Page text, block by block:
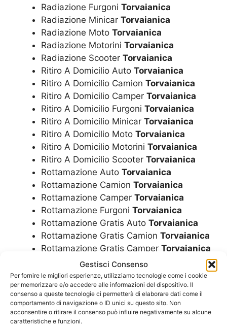
Gestisci Consenso
Per fornire le migliori esperienze, utilizziamo tecnologie come i cookie
per memorizzare e/o accedere alle informazioni del dispositivo. Il
consenso a queste tecnologie ci permetterà di elaborare dati come il
comportamento di navigazione o ID unici su questo sito. Non
acconsentire o ritirare il consenso può influire negativamente su alcune
caratteristiche e funzioni.
Radiazione Furgoni Torvaianica
Radiazione Minicar Torvaianica
Radiazione Moto Torvaianica
Radiazione Motorini Torvaianica
Radiazione Scooter Torvaianica
Ritiro A Domicilio Auto Torvaianica
Ritiro A Domicilio Camion Torvaianica
Ritiro A Domicilio Camper Torvaianica
Ritiro A Domicilio Furgoni Torvaianica
Ritiro A Domicilio Minicar Torvaianica
Ritiro A Domicilio Moto Torvaianica
Ritiro A Domicilio Motorini Torvaianica
Ritiro A Domicilio Scooter Torvaianica
Rottamazione Auto Torvaianica
Rottamazione Camion Torvaianica
Rottamazione Camper Torvaianica
Rottamazione Furgoni Torvaianica
Rottamazione Gratis Auto Torvaianica
Rottamazione Gratis Camion Torvaianica
Rottamazione Gratis Camper Torvaianica
Rottamazione Gratis Furgoni
Torvaianica
Rottamazione Gratis MinicarTorvaianica
Rottamazione Gratis MotoTorvaianica
Rottamazione Gratis MotoriniTorvaianica
Rottamazione Gratis ScooterTorvaianica
Rottamazione Gratuita Auto